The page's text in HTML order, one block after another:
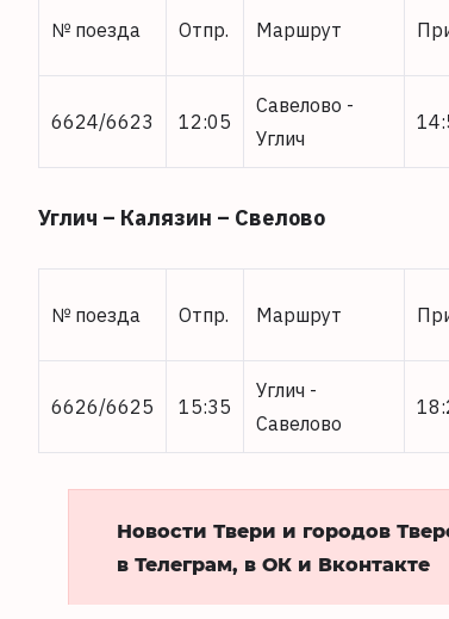
№ поезда Отпр. Маршрут
6624/6623 12:05
Савелово -
Углич
Углич – Калязин – Свелово
№ поезда Отпр. Маршрут
6626/6625 15:35
Углич -
Савелово
Новости Твери и городов
в Телеграм, в ОК и Вконтакте